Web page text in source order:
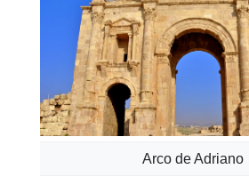
Arco de Adriano